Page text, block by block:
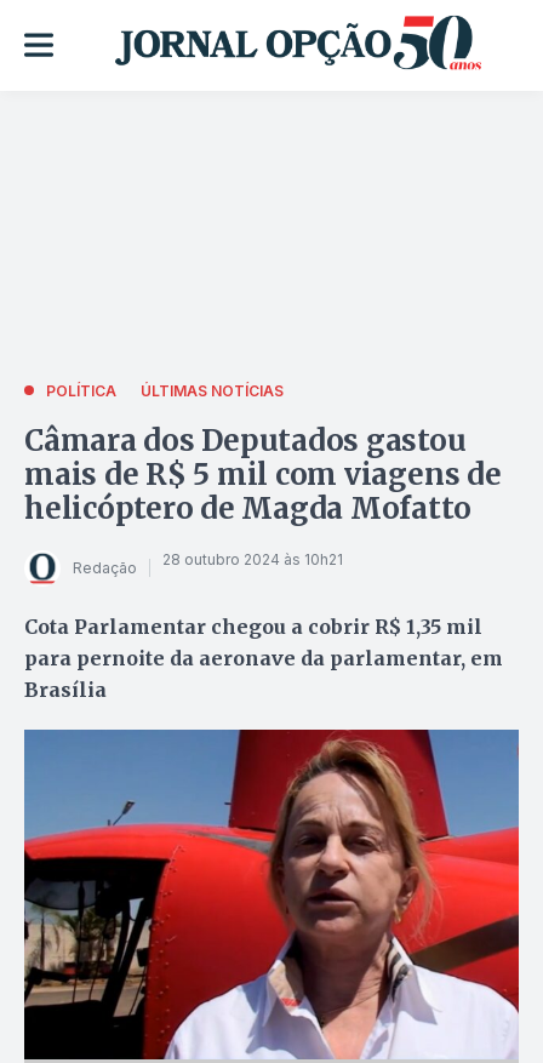
POLÍTICA ÚLTIMAS NOTÍCIAS
Câmara dos Deputados gastou
mais de R$ 5 mil com viagens de
helicóptero de Magda Mofatto
Redação 28 outubro 2024 às 10h21
Cota Parlamentar chegou a cobrir R$ 1,35 mil
para pernoite da aeronave da parlamentar, em
Brasília